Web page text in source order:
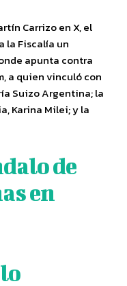
Carrizo en X, el
la Fiscalía un
apunta contra
a quien vinculó con
Suizo Argentina; la
Karina Milei; y la
de
en